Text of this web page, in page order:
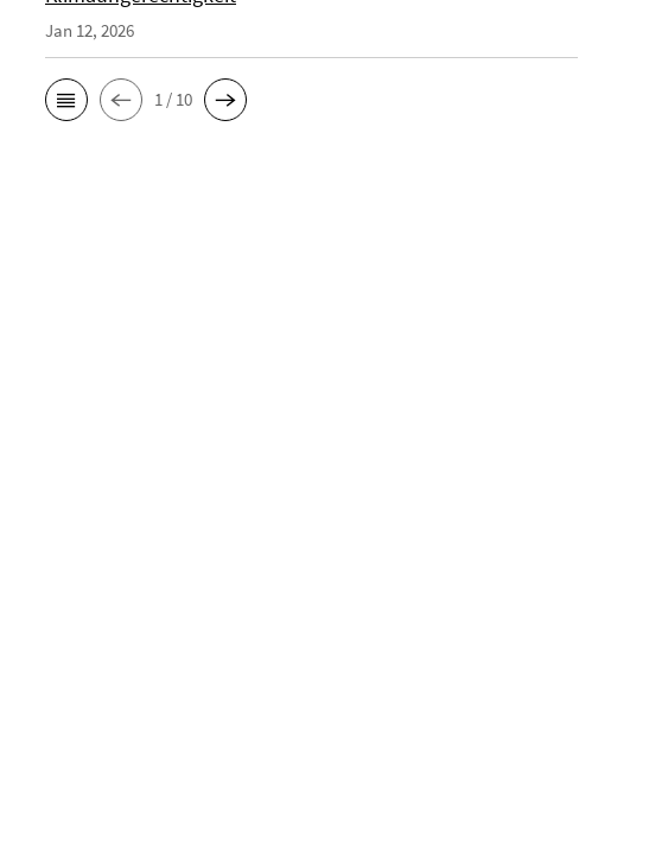
Jan 12, 2026
1 / 10